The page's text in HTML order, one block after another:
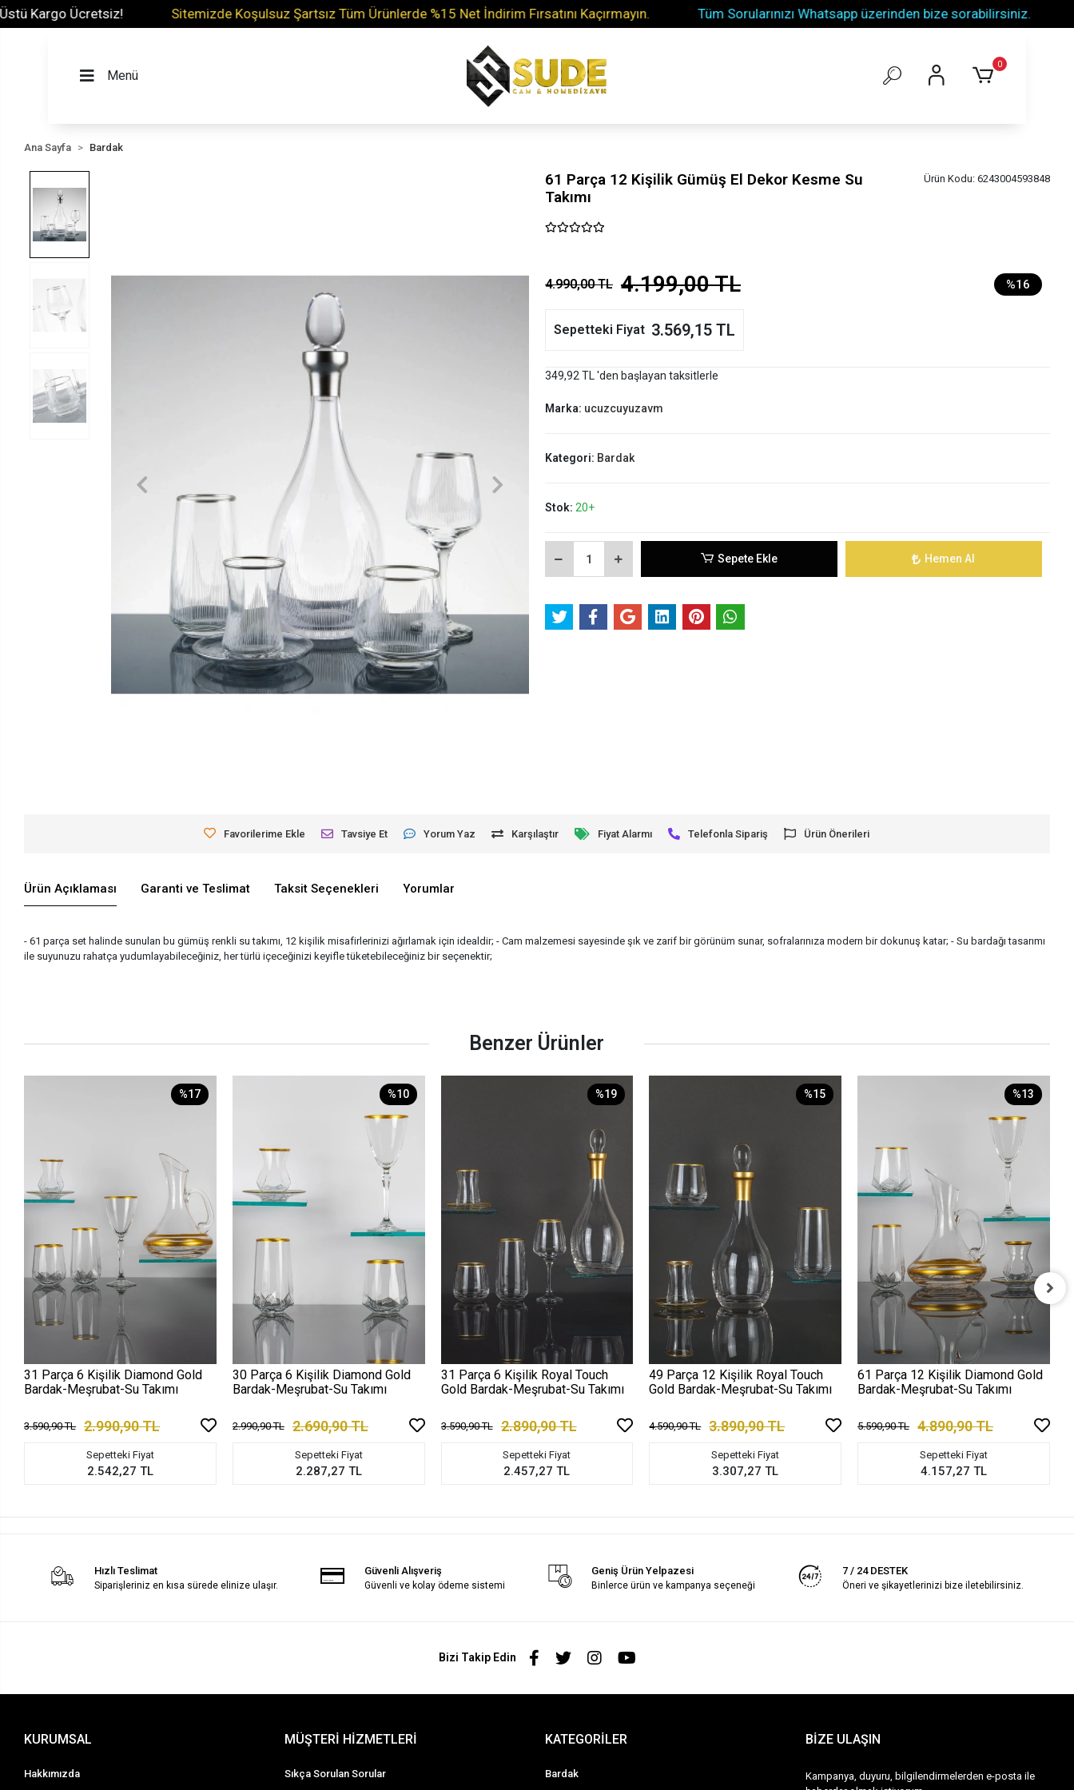
Ücretsiz! Sitemizde Koşulsuz Şartsız Tüm Ürünlerde %15 Net İndirim Fırsatını Kaçırmayın. Tüm Sorularınızı Whatsapp üzerinden bize sorabilirsiniz.
Menü
0
Ana Sayfa Bardak
61 Parça 12 Kişilik Gümüş El Dekor Kesme Su
Takımı
Ürün Kodu: 6243004593848
4.990,00 TL 4.199,00 TL %16
Sepetteki Fiyat 3.569,15 TL
349,92 TL 'den başlayan taksitlerle
Marka: ucuzcuyuzavm
Kategori: Bardak
Stok: 20+
Sepete Ekle Hemen Al
Favorilerime Ekle Tavsiye Et Yorum Yaz Karşılaştır Fiyat Alarmı Telefonla Sipariş Ürün Önerileri
Ürün Açıklaması Garanti ve Teslimat Taksit Seçenekleri Yorumlar
- 61 parça set halinde sunulan bu gümüş renkli su takımı, 12 kişilik misafirlerinizi ağırlamak için idealdir; - Cam malzemesi sayesinde şık ve zarif bir görünüm sunar, sofralarınıza modern bir dokunuş katar; - Su bardağı tasarımı
ile suyunuzu rahatça yudumlayabileceğiniz, her türlü içeceğinizi keyifle tüketebileceğiniz bir seçenektir;
Benzer Ürünler
%17
31 Parça 6 Kişilik Diamond Gold
Bardak-Meşrubat-Su Takımı
3.590,90 TL 2.990,90 TL
Sepetteki Fiyat
2.542,27 TL
%10
30 Parça 6 Kişilik Diamond Gold
Bardak-Meşrubat-Su Takımı
2.990,90 TL 2.690,90 TL
Sepetteki Fiyat
2.287,27 TL
%19
31 Parça 6 Kişilik Royal Touch
Gold Bardak-Meşrubat-Su Takımı
3.590,90 TL 2.890,90 TL
Sepetteki Fiyat
2.457,27 TL
%15
49 Parça 12 Kişilik Royal Touch
Gold Bardak-Meşrubat-Su Takımı
4.590,90 TL 3.890,90 TL
Sepetteki Fiyat
3.307,27 TL
%13
61 Parça 12 Kişilik Diamond Gold
Bardak-Meşrubat-Su Takımı
5.590,90 TL 4.890,90 TL
Sepetteki Fiyat
4.157,27 TL
Hızlı Teslimat
Siparişleriniz en kısa sürede elinize ulaşır.
Güvenli Alışveriş
Güvenli ve kolay ödeme sistemi
Geniş Ürün Yelpazesi
Binlerce ürün ve kampanya seçeneği
7 / 24 DESTEK
Öneri ve şikayetlerinizi bize iletebilirsiniz.
Bizi Takip Edin
KURUMSAL
Hakkımızda
MÜŞTERİ HİZMETLERİ
Sıkça Sorulan Sorular
KATEGORİLER
Bardak
BİZE ULAŞIN
Kampanya, duyuru, bilgilendirmelerden e-posta ile